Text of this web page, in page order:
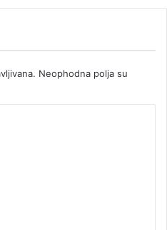
Neophodna polja su